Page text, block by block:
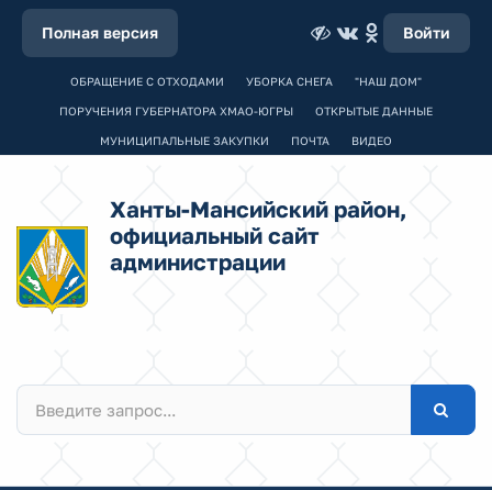
Полная версия Войти
ОБРАЩЕНИЕ С ОТХОДАМИ УБОРКА СНЕГА "НАШ ДОМ"
ПОРУЧЕНИЯ ГУБЕРНАТОРА ХМАО-ЮГРЫ ОТКРЫТЫЕ ДАННЫЕ
МУНИЦИПАЛЬНЫЕ ЗАКУПКИ ПОЧТА ВИДЕО
Ханты-Мансийский район,
официальный сайт
администрации